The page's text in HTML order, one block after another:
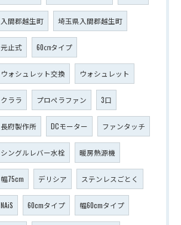
入間郡越生町 埼玉県入間郡越生町
元止式 60㎝タイプ
ウォシュレット交換 ウォシュレット
クララ プロペラファン 3口
長府製作所 DCモーター ファンタッチ
シングルレバー水栓 暖房熱源機
幅75cm デリシア ステンレスごとく
NAiS 60cmタイプ 幅60cmタイプ